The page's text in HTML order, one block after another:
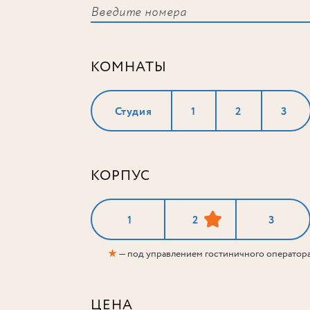
КОМНАТЫ
Студия 1 2 3
КОРПУС
1 2 3
★— под управлением гостиничного
ЦЕНА